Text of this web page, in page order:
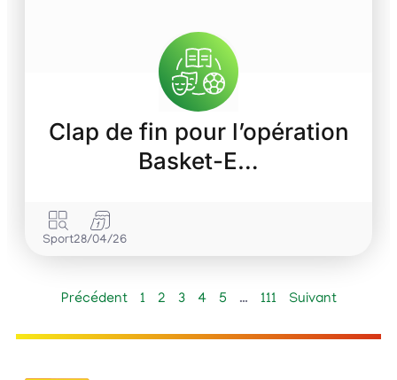
Clap de fin pour l’opération
Basket-E…
Sport28/04/26
Précédent 1 2 3 4 5 … 111 Suivant